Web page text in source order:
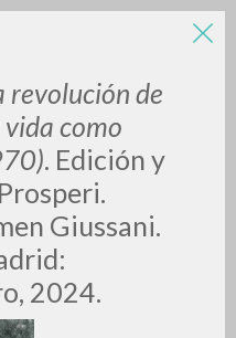
revolución de
como
. Edición y
Giussani.
2024.scritti